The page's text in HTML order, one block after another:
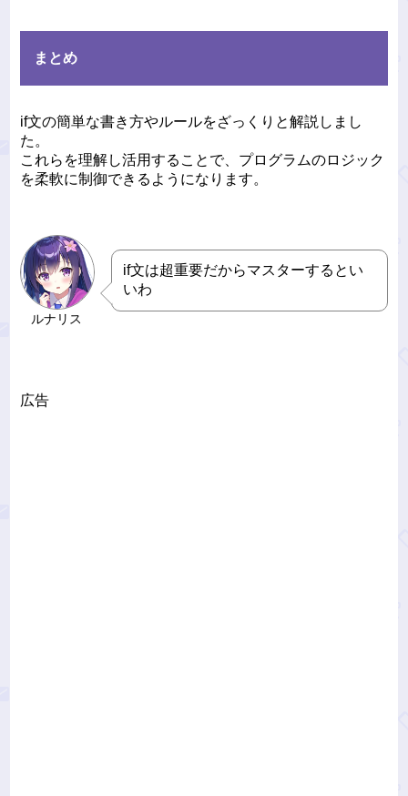
まとめ
if文の簡単な書き方やルールをざっくりと解説しまし
た。
これらを理解し活用することで、プログラムのロジック
を柔軟に制御できるようになります。
ルナリス
if文は超重要だからマスターするとい
いわ